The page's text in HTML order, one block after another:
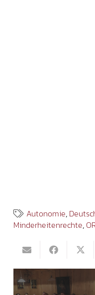
Autonomie,
Minderheitenrechte,